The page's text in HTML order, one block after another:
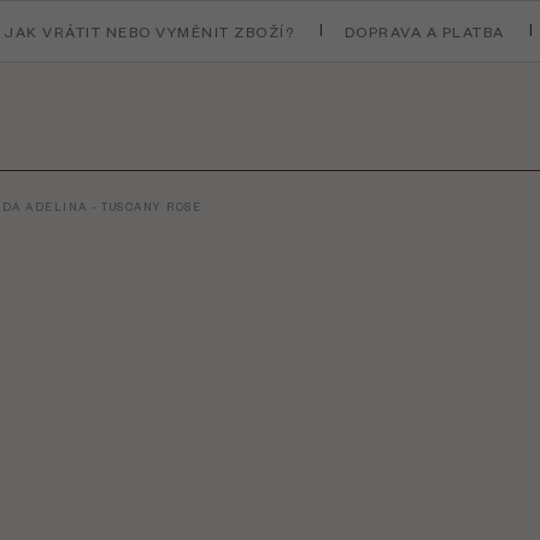
JAK VRÁTIT NEBO VYMĚNIT ZBOŽÍ? DOPRAVA A PLATBA
ADELINA - TUSCANY ROSE